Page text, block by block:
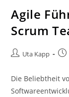
Agile
Scrum
Uta Kapp
Die Beliebtheit